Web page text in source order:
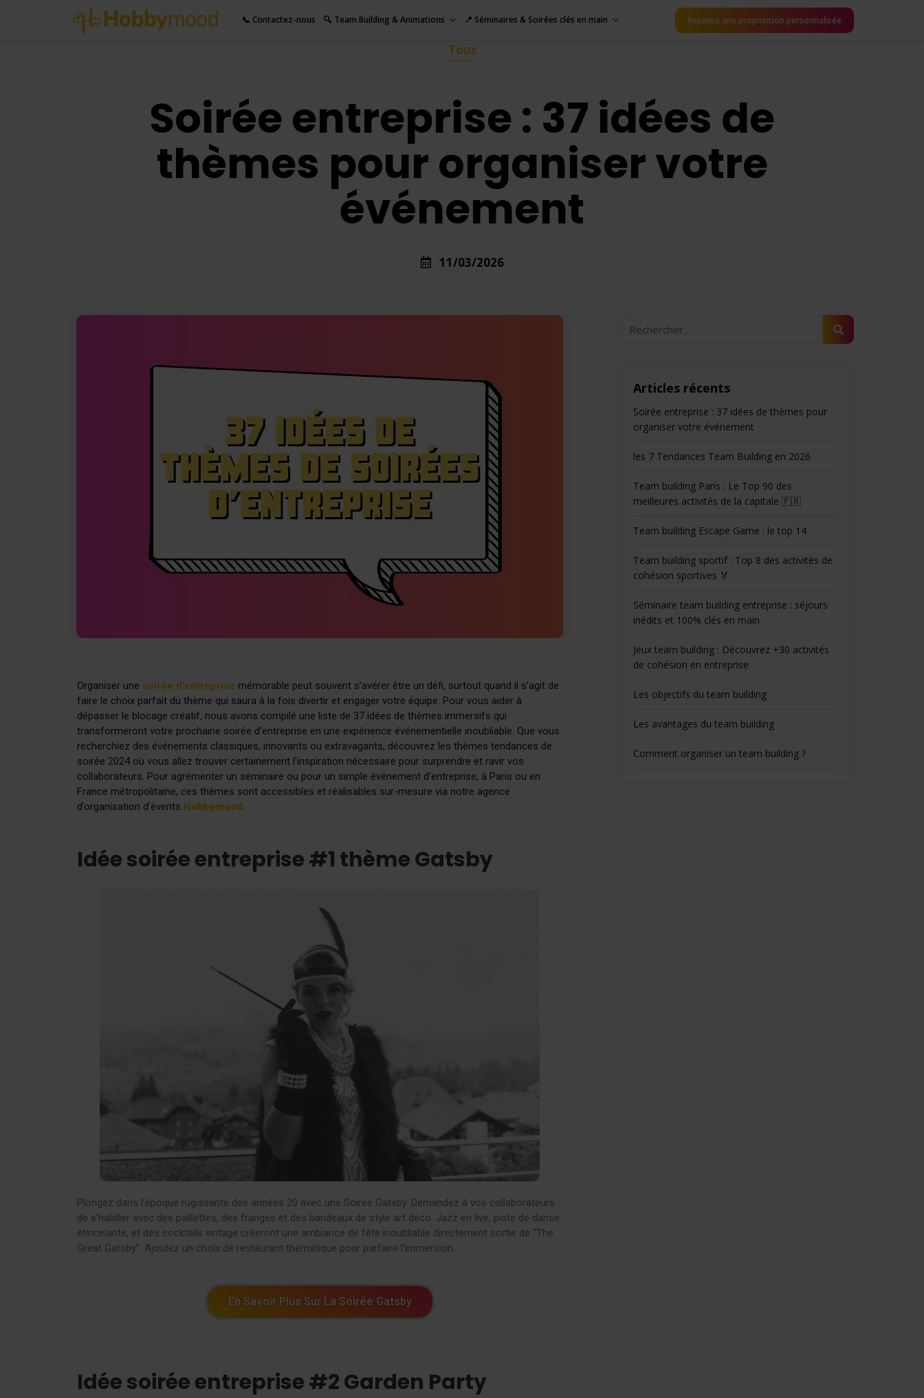
📞 Contactez-nous 🔍 Team Building & Animations 📍 Séminaires & Soirées clés en main Recevez une proposition personnalisée
Tous
Soirée entreprise : 37 idées de
thèmes pour organiser votre
événement
11/03/2026
Organiser une soirée d’entreprise mémorable peut souvent s’avérer être un défi, surtout quand il s’agit de
faire le choix parfait du thème qui saura à la fois divertir et engager votre équipe. Pour vous aider à
dépasser le blocage créatif, nous avons compilé une liste de 37 idées de thèmes immersifs qui
transformeront votre prochaine soirée d’entreprise en une expérience événementielle inoubliable. Que vous
recherchiez des événements classiques, innovants ou extravagants, découvrez les thèmes tendances de
soirée 2024 où vous allez trouver certainement l’inspiration nécessaire pour surprendre et ravir vos
collaborateurs. Pour agrémenter un séminaire ou pour un simple événement d’entreprise, à Paris ou en
France métropolitaine, ces thèmes sont accessibles et réalisables sur-mesure via notre agence
d’organisation d’évents Hobbymood.
Idée soirée entreprise #1 thème Gatsby
Plongez dans l’époque rugissante des années 20 avec une Soirée Gatsby. Demandez à vos collaborateurs
de s’habiller avec des paillettes, des franges et des bandeaux de style art déco. Jazz en live, piste de danse
étincelante, et des cocktails vintage créeront une ambiance de fête inoubliable directement sortie de “The
Great Gatsby”. Ajoutez un choix de restaurant thématique pour parfaire l’immersion.
En Savoir Plus Sur La Soirée Gatsby
Idée soirée entreprise #2 Garden Party
Articles récents
Soirée entreprise : 37 idées de thèmes pour
organiser votre événement
les 7 Tendances Team Building en 2026
Team building Paris : Le Top 90 des
meilleures activités de la capitale 🇫🇷
Team building Escape Game : le top 14
Team building sportif : Top 8 des activités de
cohésion sportives 🏅
Séminaire team building entreprise : séjours
inédits et 100% clés en main
Jeux team building : Découvrez +30 activités
de cohésion en entreprise
Les objectifs du team building
Les avantages du team building
Comment organiser un team building ?